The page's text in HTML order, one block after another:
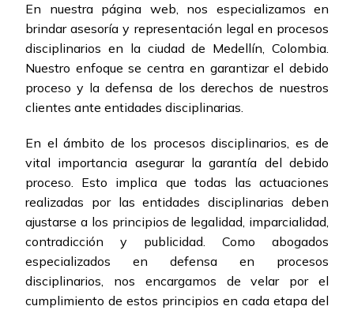
En nuestra página web, nos especializamos en
brindar asesoría y representación legal en procesos
disciplinarios en la ciudad de Medellín, Colombia.
Nuestro enfoque se centra en garantizar el debido
proceso y la defensa de los derechos de nuestros
clientes ante entidades disciplinarias.
En el ámbito de los procesos disciplinarios, es de
vital importancia asegurar la garantía del debido
proceso. Esto implica que todas las actuaciones
realizadas por las entidades disciplinarias deben
ajustarse a los principios de legalidad, imparcialidad,
contradicción y publicidad. Como abogados
especializados en defensa en procesos
disciplinarios, nos encargamos de velar por el
cumplimiento de estos principios en cada etapa del